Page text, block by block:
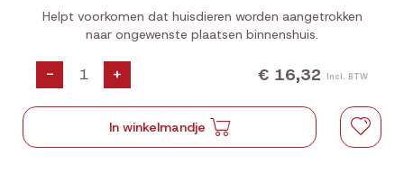
Helpt voorkomen dat huisdieren worden aangetrokken
naar ongewenste plaatsen binnenshuis.
- + € 16,32 Incl. BTW
In winkelmandje